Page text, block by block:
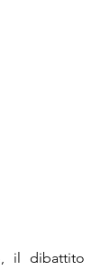
il dibattito